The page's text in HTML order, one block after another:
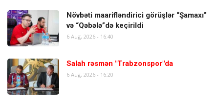
Növbəti maarifləndirici görüşlər “Şamaxı”
və “Qəbələ”də keçirildi
6 Aug, 2026 - 16:40
Salah rəsmən "Trabzonspor"da
6 Aug, 2026 - 16:20